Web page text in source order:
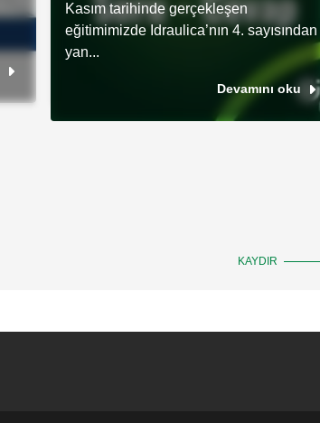
Kasım tarihinde gerçekleşen
eğitimimizde Idraulica’nın 4. sayısından
yan...
Devamını oku
KAYDIR